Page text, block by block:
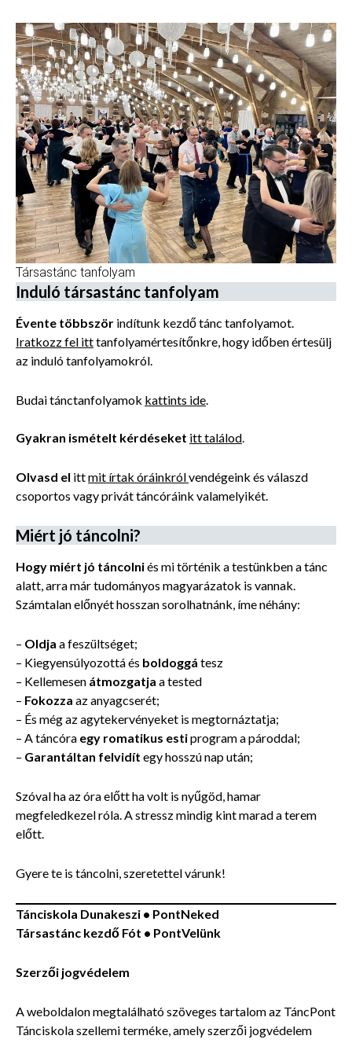
Társastánc tanfolyam
Induló társastánc tanfolyam
Évente többször indítunk kezdő tánc tanfolyamot.
Iratkozz fel itttanfolyamértesítőnkre, hogy időben értesülj
az induló tanfolyamokról.
Budai tánctanfolyamok kattints ide
Gyakran ismételt kérdéseket itt találod
Olvasd el ittmit írtak óráinkrólvendégeink és válaszd
csoportos vagy privát táncóráink valamelyikét.
Miért jó táncolni?
Hogy miért jó táncolniés mi történik a testünkben a tánc
alatt, arra már tudományos magyarázatok is vannak.
Számtalan előnyét hosszan sorolhatnánk, íme néhány:
– Oldja a feszültséget;
– Kiegyensúlyozottá és boldoggá tesz
– Kellemesen átmozgatja a tested
– Fokozza az anyagcserét;
– És még az agytekervényeket is megtornáztatja;
– A táncóra egy romatikus estiprogram a pároddal;
– Garantáltan felvidít egy hosszú nap után;
Szóval ha az óra előtt ha volt is nyűgöd, hamar
megfeledkezel róla. A stressz mindig kint marad a terem
előtt.
Gyere te is táncolni, szeretettel várunk!
Tánciskola Dunakeszi • PontNeked
Társastánc kezdő Fót • PontVelünk
Szerzői jogvédelem
A weboldalon megtalálható szöveges tartalom az TáncPont
Tánciskola szellemi terméke, amely szerzői jogvédelem